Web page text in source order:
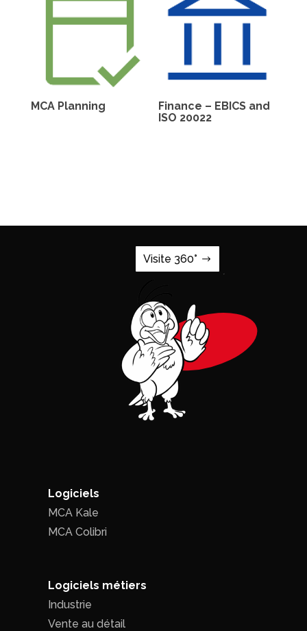
MCA Planning
Finance – EBICS and
ISO 20022
Visite 360°
Logiciels
MCA Kale
MCA Colibri
Logiciels métiers
Industrie
Vente au détail